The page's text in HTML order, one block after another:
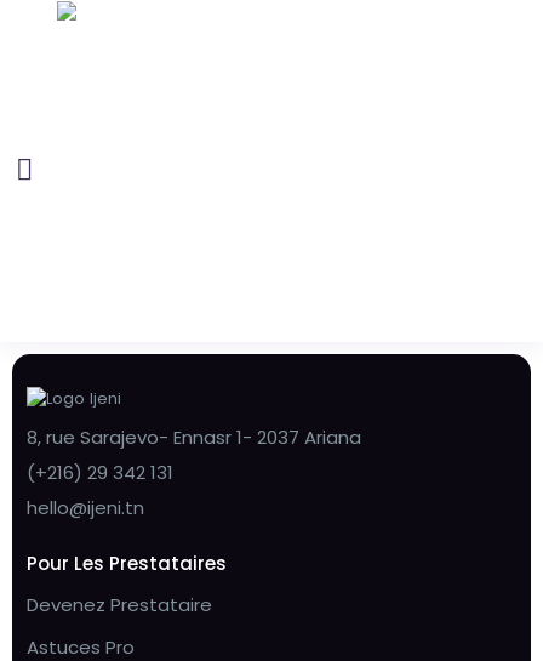
8, rue Sarajevo- Ennasr 1- 2037 Ariana
(+216) 29 342 131
hello@ijeni.tn
Pour Les Prestataires
Devenez Prestataire
Astuces Pro